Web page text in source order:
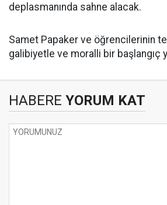
deplasmanında sahne alacak.
Samet Papaker ve öğrencilerinin
galibiyetle ve moralli bir başlangıç
HABERE YORUM KAT